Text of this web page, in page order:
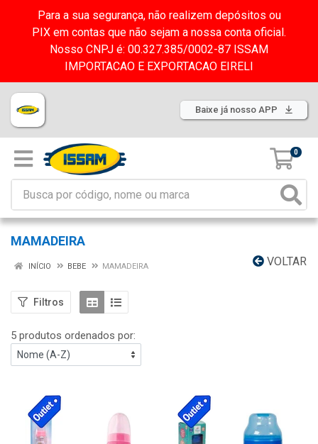
Para a sua segurança, não realizem depósitos ou
PIX em contas que não sejam a nossa conta oficial.
Nosso CNPJ é: 00.327.385/0002-87 ISSAM
IMPORTACAO E EXPORTACAO EIRELI
Baixe já nosso APP
0
MAMADEIRA
VOLTAR
INÍCIO BEBE MAMADEIRA
Filtros
5 produtos ordenados por: